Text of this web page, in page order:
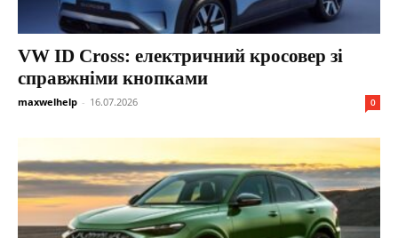
VW ID Cross: електричний кросовер зі
справжніми кнопками
maxwelhelp - 16.07.2026 0